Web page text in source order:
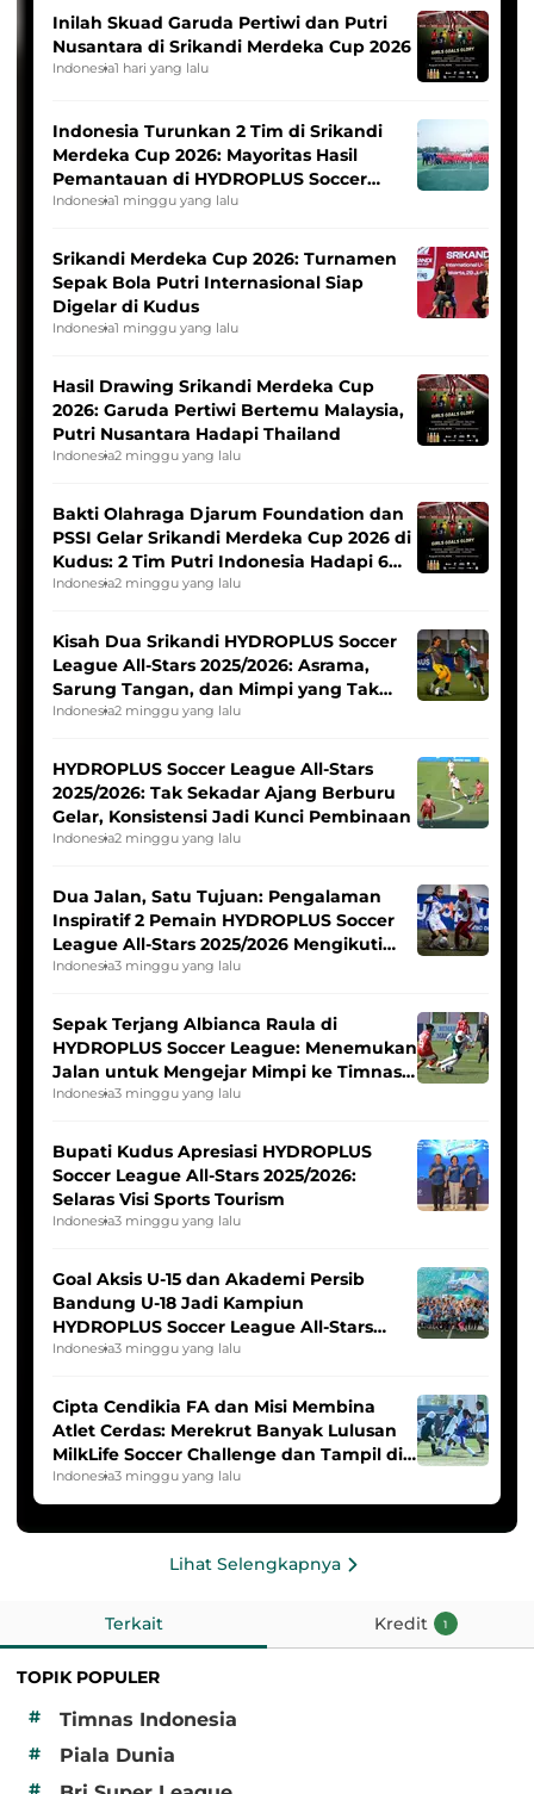
Inilah Skuad Garuda Pertiwi dan Putri
Nusantara di Srikandi Merdeka Cup 2026
Indonesia1 hari yang lalu
Indonesia Turunkan 2 Tim di Srikandi
Merdeka Cup 2026: Mayoritas Hasil
Pemantauan di HYDROPLUS Soccer
League
Indonesia1 minggu yang lalu
Srikandi Merdeka Cup 2026: Turnamen
Sepak Bola Putri Internasional Siap
Digelar di Kudus
Indonesia1 minggu yang lalu
Hasil Drawing Srikandi Merdeka Cup
2026: Garuda Pertiwi Bertemu Malaysia,
Putri Nusantara Hadapi Thailand
Indonesia2 minggu yang lalu
Bakti Olahraga Djarum Foundation dan
PSSI Gelar Srikandi Merdeka Cup 2026 di
Kudus: 2 Tim Putri Indonesia Hadapi 6
Tim Asia
Indonesia2 minggu yang lalu
Kisah Dua Srikandi HYDROPLUS Soccer
League All-Stars 2025/2026: Asrama,
Sarung Tangan, dan Mimpi yang Tak
Pernah Padam
Indonesia2 minggu yang lalu
HYDROPLUS Soccer League All-Stars
2025/2026: Tak Sekadar Ajang Berburu
Gelar, Konsistensi Jadi Kunci Pembinaan
Indonesia2 minggu yang lalu
Dua Jalan, Satu Tujuan: Pengalaman
Inspiratif 2 Pemain HYDROPLUS Soccer
League All-Stars 2025/2026 Mengikuti
Seleksi Timnas Indonesia Putri
Indonesia3 minggu yang lalu
Sepak Terjang Albianca Raula di
HYDROPLUS Soccer League: Menemukan
Jalan untuk Mengejar Mimpi ke Timnas
Indonesia Putri
Indonesia3 minggu yang lalu
Bupati Kudus Apresiasi HYDROPLUS
Soccer League All-Stars 2025/2026:
Selaras Visi Sports Tourism
Indonesia3 minggu yang lalu
Goal Aksis U-15 dan Akademi Persib
Bandung U-18 Jadi Kampiun
HYDROPLUS Soccer League All-Stars
2025/2026
Indonesia3 minggu yang lalu
Cipta Cendikia FA dan Misi Membina
Atlet Cerdas: Merekrut Banyak Lulusan
MilkLife Soccer Challenge dan Tampil di
HYDROPLUS Soccer League
Indonesia3 minggu yang lalu
Lihat Selengkapnya
Terkait Kredit 1
TOPIK POPULER
#
Timnas Indonesia
# Piala Dunia
#